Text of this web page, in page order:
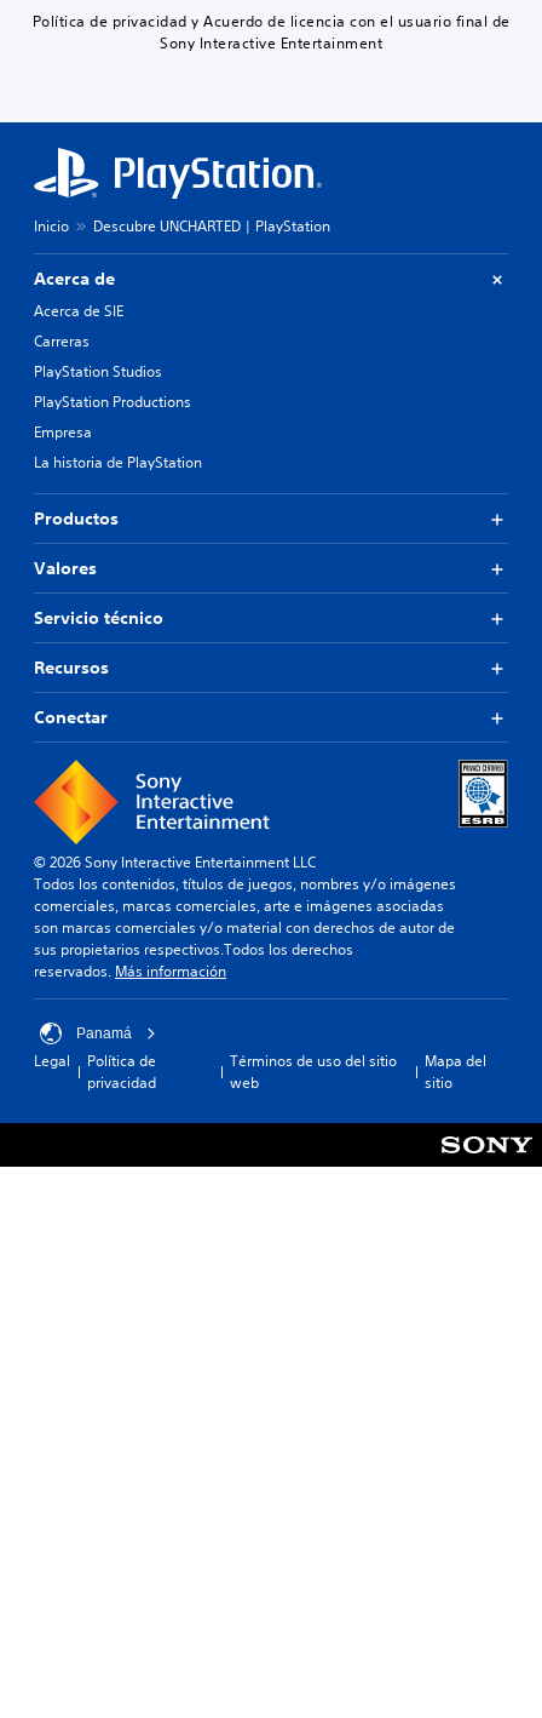
Política de privacidad y Acuerdo de licencia con el usuario final de
Sony Interactive Entertainment
Inicio Descubre UNCHARTED | PlayStation
Acerca de
Acerca de SIE
Carreras
PlayStation Studios
PlayStation Productions
Empresa
La historia de PlayStation
Productos
Valores
Servicio técnico
Recursos
Conectar
© 2026 Sony Interactive Entertainment LLC
Todos los contenidos, títulos de juegos, nombres y/o imágenes
comerciales, marcas comerciales, arte e imágenes asociadas
son marcas comerciales y/o material con derechos de autor de
sus propietarios respectivos.Todos los derechos
reservados. Más información
Panamá
Legal
Política de
privacidad
Términos de uso del sitio
web
Mapa del
sitio